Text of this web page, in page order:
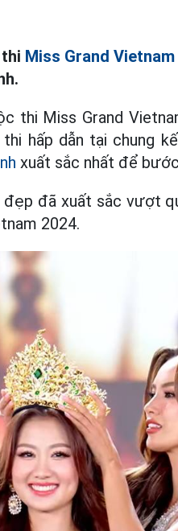
Miss Grand Vietnam
thi Miss Grand
thi hấp dẫn tại chung
xuất sắc nhất để
đã xuất sắc vượt
2024.